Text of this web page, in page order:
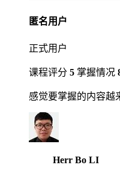
匿名用户
正式用户
课程评分 5 掌握情况
感觉要掌握的内容越
Herr Bo LI